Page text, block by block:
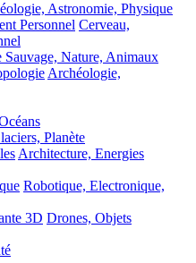
Astronomie, Physique
Personnel Cerveau,
Sauvage, Nature, Animaux
Archéologie,
Planète
Architecture, Energies
Robotique, Electronique,
3D Drones, Objets